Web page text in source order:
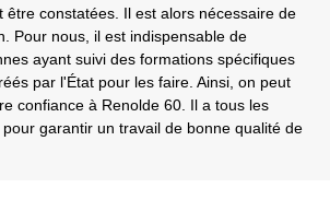
être constatées. Il est alors nécessaire de
Pour nous, il est indispensable de
ayant suivi des formations spécifiques
par l'État pour les faire. Ainsi, on peut
confiance à Renolde 60. Il a tous les
garantir un travail de bonne qualité de